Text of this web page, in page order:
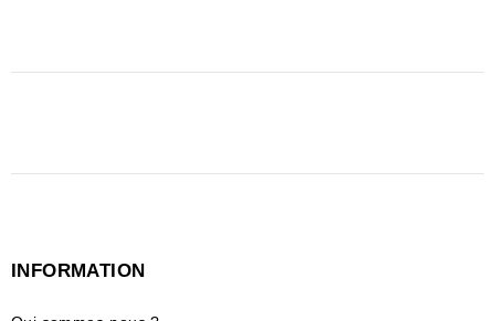
INFORMATION